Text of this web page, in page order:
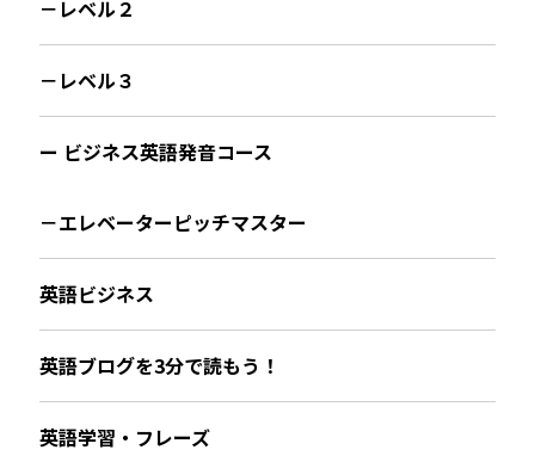
－レベル２
－レベル３
ー ビジネス英語発音コース
－エレベーターピッチマスター
英語ビジネス
英語ブログを3分で読もう！
英語学習・フレーズ